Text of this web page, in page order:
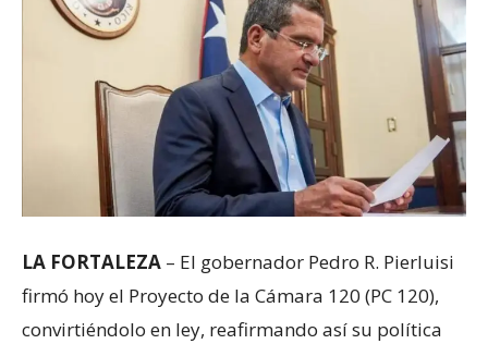
LA FORTALEZA – El gobernador Pedro R. Pierluisi
firmó hoy el Proyecto de la Cámara 120 (PC 120),
convirtiéndolo en ley, reafirmando así su política